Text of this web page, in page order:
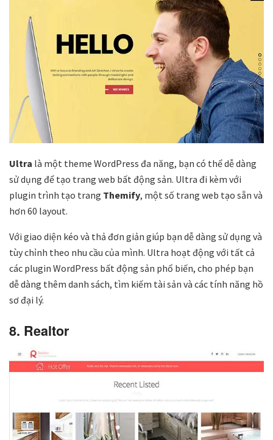
Ultra là một theme WordPress đa năng, bạn có thể dễ dàng
sử dụng để tạo trang web bất động sản. Ultra đi kèm với
plugin trình tạo trang Themify, một số trang web tạo sẵn và
hơn 60 layout.
Với giao diện kéo và thả đơn giản giúp bạn dễ dàng sử dụng và
tùy chỉnh theo nhu cầu của mình. Ultra hoạt động với tất cả
các plugin WordPress bất động sản phổ biến, cho phép bạn
dễ dàng thêm danh sách, tìm kiếm tài sản và các tính năng hồ
sơ đại lý.
8. Realtor